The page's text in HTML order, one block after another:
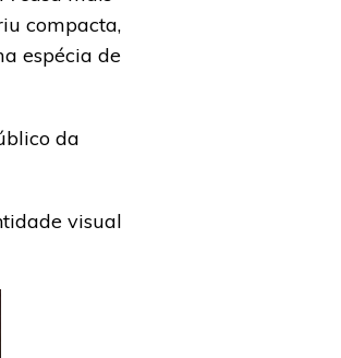
compacta,
espécia de
da
visual